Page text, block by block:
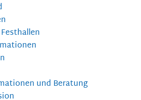
und Beratung